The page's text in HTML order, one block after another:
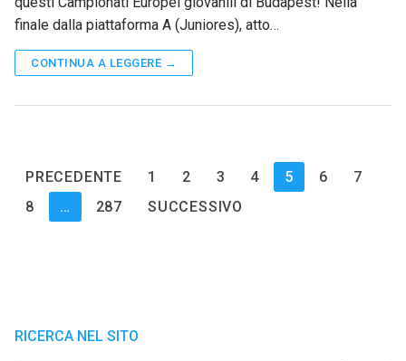
finale dalla piattaforma A (Juniores), atto…
CONTINUA A LEGGERE →
Paginazione
degli
articoli
PRECEDENTE 1 2 3 4 5 6
7
8
… 287 SUCCESSIVO
RICERCA NEL SITO